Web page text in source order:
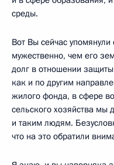
среды.
Вот Вы сейчас
мужественно, чем его
долг в отношении
как и по другим
жилого фонда, в сфере
сельского хозяйства мы
и таким людям.
что на это обратили